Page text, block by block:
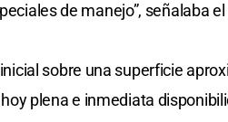
de manejo”, señalaba
sobre una superficie
plena e inmediata